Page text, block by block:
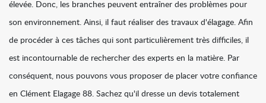
élevée. Donc, les branches peuvent entraîner des problèmes pour
son environnement. Ainsi, il faut réaliser des travaux d'élagage. Afin
de procéder à ces tâches qui sont particulièrement très difficiles, il
est incontournable de rechercher des experts en la matière. Par
conséquent, nous pouvons vous proposer de placer votre confiance
en Clément Elagage 88. Sachez qu'il dresse un devis totalement